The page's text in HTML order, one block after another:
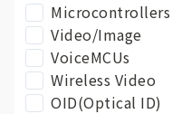
Microcontrollers
Video/Image
VoiceMCUs
Wireless Video
OID(Optical ID)